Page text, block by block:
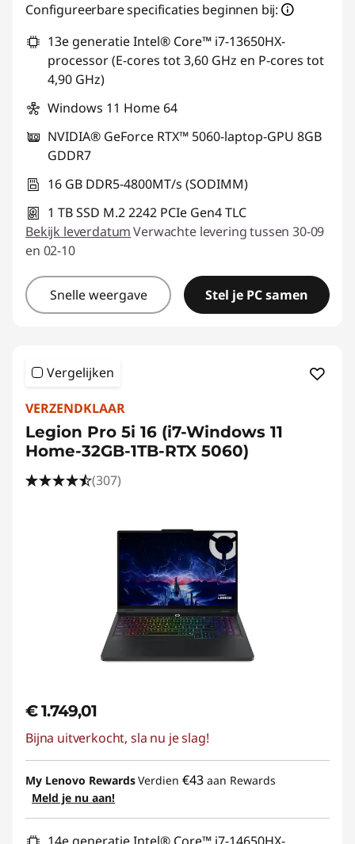
Configureerbare specificaties beginnen bij:
13e generatie Intel® Core™ i7-13650HX-
processor (E-cores tot 3,60 GHz en P-cores tot
4,90 GHz)
Windows 11 Home 64
NVIDIA® GeForce RTX™ 5060-laptop-GPU 8GB
GDDR7
16 GB DDR5-4800MT/s (SODIMM)
1 TB SSD M.2 2242 PCIe Gen4 TLC
Bekijk leverdatumVerwachte levering tussen 30-09
en 02-10
Snelle weergave Stel je PC samen
Vergelijken
VERZENDKLAAR
Legion Pro 5i 16 (i7-Windows 11
Home-32GB-1TB-RTX 5060)
(307)
€ 1.749,01
Bijna uitverkocht, sla nu je slag!
My Lenovo RewardsVerdien €43 aan Rewards
Meld je nu aan!